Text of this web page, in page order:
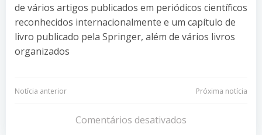
de vários artigos publicados em periódicos científicos
reconhecidos internacionalmente e um capítulo de
livro publicado pela Springer, além de vários livros
organizados
Navegação
Notícia anterior
Navegação
de
Próxima notícia
Comentários desativados